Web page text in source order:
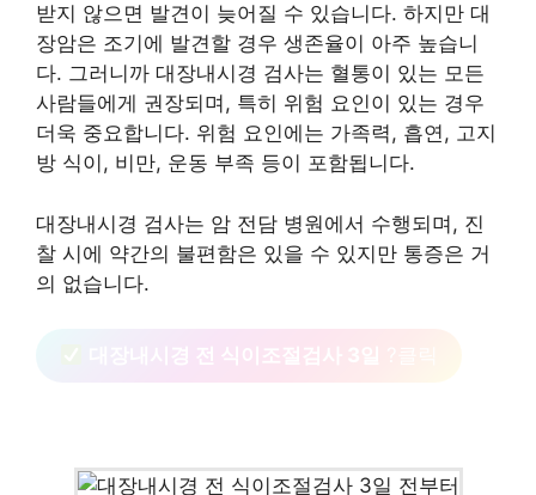
받지 않으면 발견이 늦어질 수 있습니다. 하지만 대
장암은 조기에 발견할 경우 생존율이 아주 높습니
다. 그러니까 대장내시경 검사는 혈통이 있는 모든
사람들에게 권장되며, 특히 위험 요인이 있는 경우
더욱 중요합니다. 위험 요인에는 가족력, 흡연, 고지
방 식이, 비만, 운동 부족 등이 포함됩니다.
대장내시경 검사는 암 전담 병원에서 수행되며, 진
찰 시에 약간의 불편함은 있을 수 있지만 통증은 거
의 없습니다.
대장내시경 전 식이조절검사 3일